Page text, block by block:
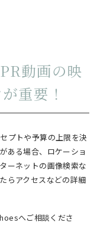
動画の映
重要！
プトや予算の上限を決
ある場合、ロケーショ
ーネットの画像検索な
らアクセスなどの詳細
へご相談くださ